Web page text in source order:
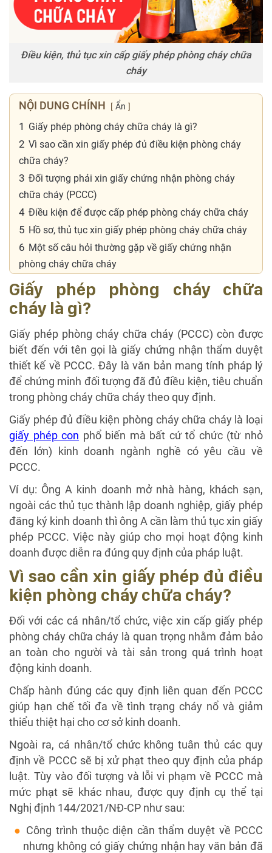
Điều kiện, thủ tục xin cấp giấy phép phòng cháy chữa
cháy
NỘI DUNG CHÍNH Ẩn
1 Giấy phép phòng cháy chữa cháy là gì?
2 Vì sao cần xin giấy phép đủ điều kiện phòng cháy
chữa cháy?
3 Đối tượng phải xin giấy chứng nhận phòng cháy
chữa cháy (PCCC)
4 Điều kiện để được cấp phép phòng cháy chữa cháy
5 Hồ sơ, thủ tục xin giấy phép phòng cháy chữa cháy
6 Một số câu hỏi thường gặp về giấy chứng nhận
phòng cháy chữa cháy
Giấy phép phòng cháy chữa
cháy là gì?
Giấy phép phòng cháy chữa cháy (PCCC) còn được
biết đến với tên gọi là giấy chứng nhận thẩm duyệt
thiết kế về PCCC. Đây là văn bản mang tính pháp lý
để chứng minh đối tượng đã đủ điều kiện, tiêu chuẩn
trong phòng cháy chữa cháy theo quy định.
Giấy phép đủ điều kiện phòng cháy chữa cháy là loại
giấy phép con phổ biến mà bất cứ tổ chức (từ nhỏ
đến lớn) kinh doanh ngành nghề có yêu cầu về
PCCC.
Ví dụ: Ông A kinh doanh mở nhà hàng, khách sạn,
ngoài các thủ tục thành lập doanh nghiệp, giấy phép
đăng ký kinh doanh thì ông A cần làm thủ tục xin giấy
phép PCCC. Việc này giúp cho mọi hoạt động kinh
doanh được diễn ra đúng quy định của pháp luật.
Vì sao cần xin giấy phép đủ điều
kiện phòng cháy chữa cháy?
Đối với các cá nhân/tổ chức, việc xin cấp giấy phép
phòng cháy chữa cháy là quan trọng nhằm đảm bảo
an toàn cho người và tài sản trong quá trình hoạt
động kinh doanh.
Chấp hành đúng các quy định liên quan đến PCCC
giúp hạn chế tối đa về tình trạng cháy nổ và giảm
thiểu thiệt hại cho cơ sở kinh doanh.
Ngoài ra, cá nhân/tổ chức không tuân thủ các quy
định về PCCC sẽ bị xử phạt theo quy định của pháp
luật. Tùy vào đối tượng và lỗi vi phạm về PCCC mà
mức phạt sẽ khác nhau, được quy định cụ thể tại
Nghị định 144/2021/NĐ-CP như sau:
Công trình thuộc diện cần thẩm duyệt về PCCC
nhưng không có giấy chứng nhận hay văn bản đã